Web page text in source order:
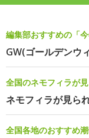
編集部おすすめの「
GW(ゴールデンウ
全国のネモフィラが
ネモフィラが見ら
全国各地のおすすめ